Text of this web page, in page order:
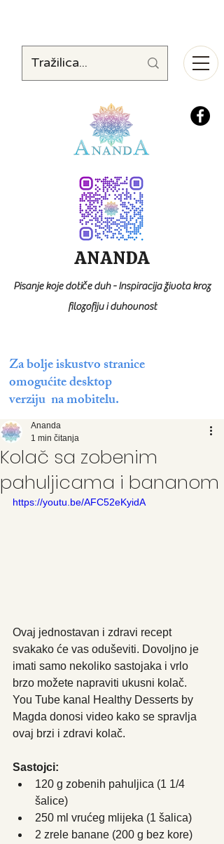
Za bolje iskustvo stranice
omogućite desktop
verziju na mobitelu.
ANANDA
Pisanje koje dotiče duh - Inspiracija života kroz
filozofiju i duhovnost
Kolač sa zobenim
pahuljicama i bananom
Ananda
1 min čitanja
https://youtu.be/AFC52eKyidA
Ovaj jednostavan i zdravi recept
svakako će vas oduševiti. Dovoljno je
imati samo nekoliko sastojaka i vrlo
brzo možete napraviti ukusni kolač.
You Tube kanal Healthy Desserts by
Magda donosi video kako se spravlja
ovaj brzi i zdravi kolač.
Sastojci:
120 g zobenih pahuljica (1 1/4
šalice)
250 ml vrućeg mlijeka (1 šalica)
2 zrele banane (200 g bez kore)